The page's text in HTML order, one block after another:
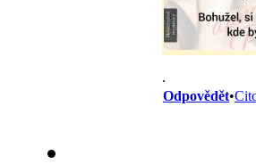
.
Odpovědět•